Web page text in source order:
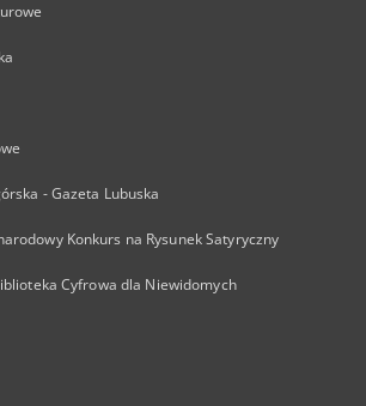
- Gazeta Lubuska
Konkurs na Rysunek Satyryczny
Cyfrowa dla Niewidomych